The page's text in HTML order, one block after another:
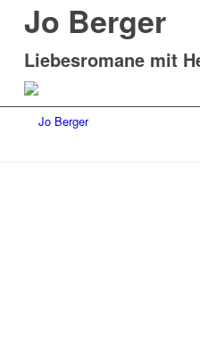
Jo Berger
Liebesromane mit